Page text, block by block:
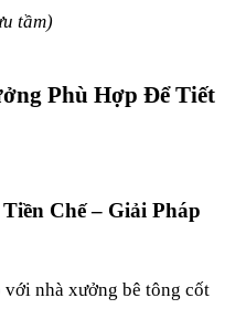
tầm)
Phù Hợp Để Tiết
Chế – Giải Pháp
nhà xưởng bê tông cốt